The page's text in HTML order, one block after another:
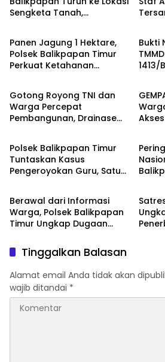
Sengketa Tanah,
Hukum
Berita
Panen Jagung 1 Hektare,
Polsek Balikpapan Timur
Perkuat Ketahanan
Berita
Bukti
1413/
Berita
Gotong Royong TNI dan
Warga Percepat
Pembangunan, Drainase
Berita
Polsek Balikpapan Timur
Tuntaskan Kasus
Pengeroyokan Guru, Satu
dengan Hukum Wajib
Lapor
Berita
Berita
Berawal dari Informasi
Warga, Polsek Balikpapan
Timur Ungkap Dugaan
Manggar, Satu Terduga
Pelaku Diamankan
Tinggalkan Balasan
Alamat email Anda tidak akan
wajib ditandai *